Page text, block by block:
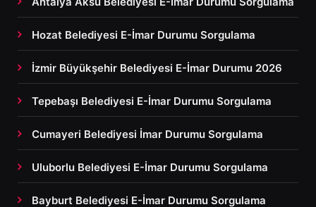
Hozat Belediyesi E-İmar Durumu Sorgulama
İzmir Büyükşehir Belediyesi E-İmar Durumu 2026
Tepebaşı Belediyesi E-İmar Durumu Sorgulama
Cumayeri Belediyesi İmar Durumu Sorgulama
Uluborlu Belediyesi E-İmar Durumu Sorgulama
Bayburt Belediyesi E-İmar Durumu Sorgulama